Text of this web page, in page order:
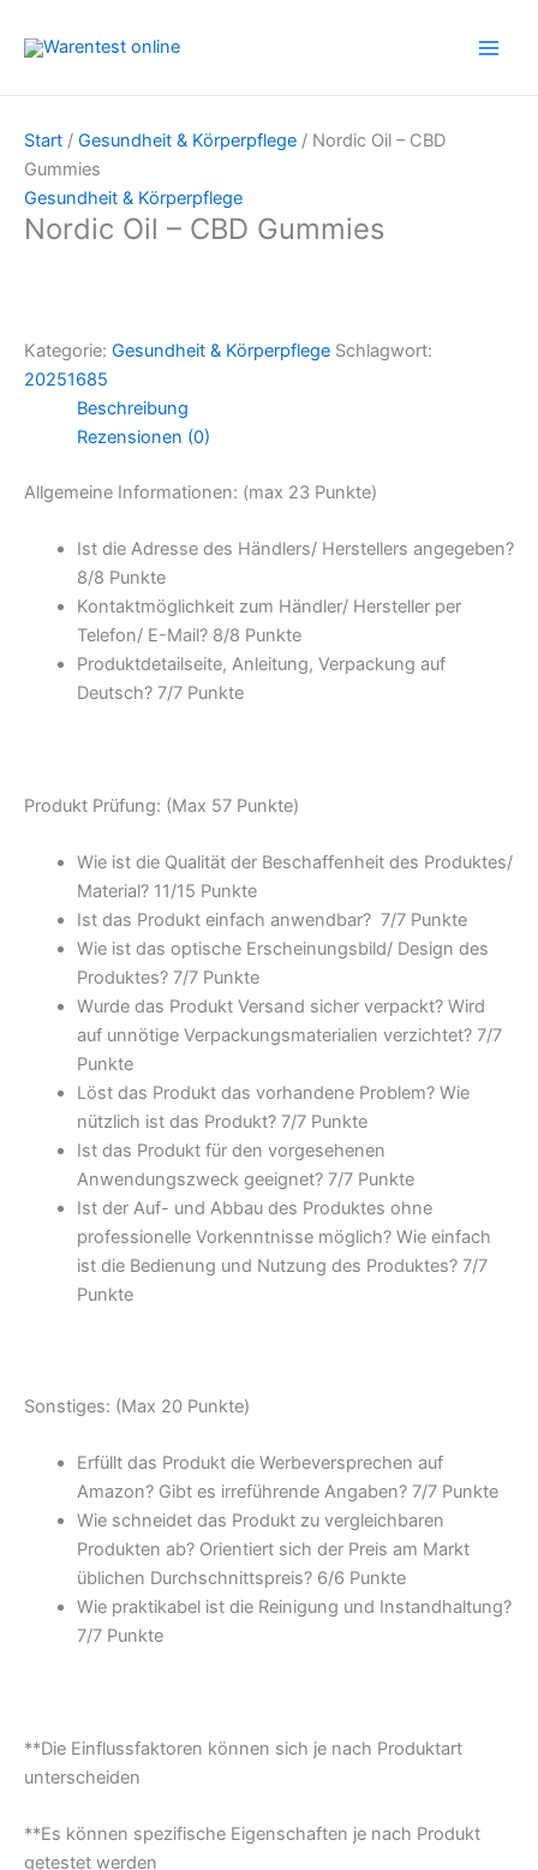
Inhalt
Start / Gesundheit & Körperpflege / Nordic Oil – CBD
Gummies
Gesundheit & Körperpflege
Nordic Oil – CBD Gummies
Kategorie: Gesundheit & Körperpflege Schlagwort:
20251685
Beschreibung
Rezensionen (0)
Allgemeine Informationen: (max 23 Punkte)
Ist die Adresse des Händlers/ Herstellers angegeben?
8/8 Punkte
Kontaktmöglichkeit zum Händler/ Hersteller per
Telefon/ E-Mail? 8/8 Punkte
Produktdetailseite, Anleitung, Verpackung auf
Deutsch? 7/7 Punkte
Produkt Prüfung: (Max 57 Punkte)
Wie ist die Qualität der Beschaffenheit des Produktes/
Material? 11/15 Punkte
Ist das Produkt einfach anwendbar? 7/7 Punkte
Wie ist das optische Erscheinungsbild/ Design des
Produktes? 7/7 Punkte
Wurde das Produkt Versand sicher verpackt? Wird
auf unnötige Verpackungsmaterialien verzichtet? 7/7
Punkte
Löst das Produkt das vorhandene Problem? Wie
nützlich ist das Produkt? 7/7 Punkte
Ist das Produkt für den vorgesehenen
Anwendungszweck geeignet? 7/7 Punkte
Ist der Auf- und Abbau des Produktes ohne
professionelle Vorkenntnisse möglich? Wie einfach
ist die Bedienung und Nutzung des Produktes? 7/7
Punkte
Sonstiges: (Max 20 Punkte)
Erfüllt das Produkt die Werbeversprechen auf
Amazon? Gibt es irreführende Angaben? 7/7 Punkte
Wie schneidet das Produkt zu vergleichbaren
Produkten ab? Orientiert sich der Preis am Markt
üblichen Durchschnittspreis? 6/6 Punkte
Wie praktikabel ist die Reinigung und Instandhaltung?
7/7 Punkte
**Die Einflussfaktoren können sich je nach Produktart
unterscheiden
**Es können spezifische Eigenschaften je nach Produkt
getestet werden